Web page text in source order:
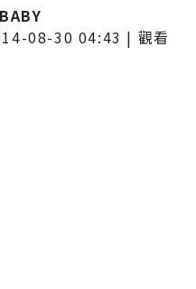
08-30 04:43 | 觀看